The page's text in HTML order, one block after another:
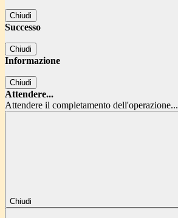
Chiudi
Successo
Chiudi
Informazione
Chiudi
Attendere...
Attendere il completamento dell'operazione...
Chiudi